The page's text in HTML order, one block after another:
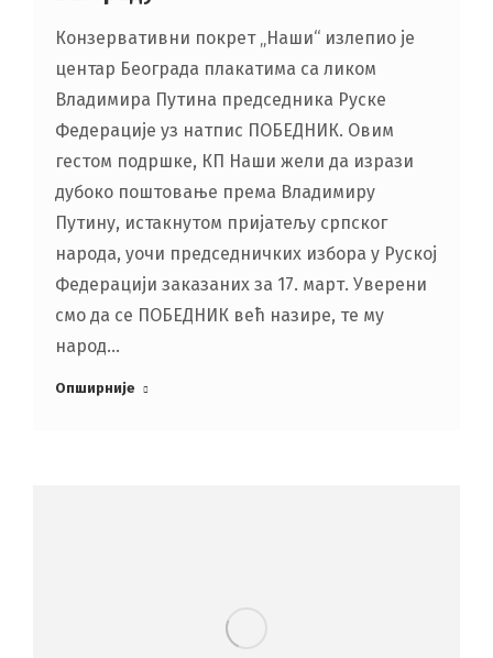
Конзервативни покрет „Наши“ излепио је
центар Београда плакатима са ликом
Владимира Путина председника Руске
Федерације уз натпис ПОБЕДНИК. Овим
гестом подршке, КП Наши жели да изрази
дубоко поштовање према Владимиру
Путину, истакнутом пријатељу српског
народа, уочи председничких избора у Руској
Федерацији заказаних за 17. март. Уверени
смо да се ПОБЕДНИК већ назире, те му
народ…
Опширније